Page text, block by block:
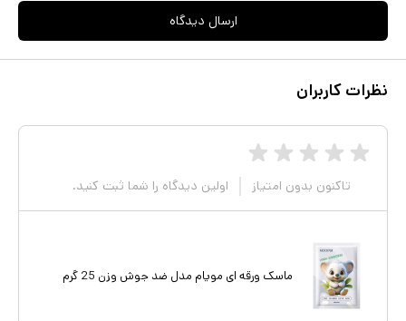
ارسال دیدگاه
نظرات کاربران
تاکنون بدون امتیاز اولین دیدگاه را شما ثبت کنید.
ماسک ورقه ای مویام مدل ضد جوش وزن 25 گرم